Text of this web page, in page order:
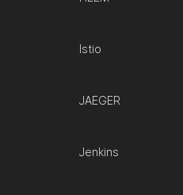
Istio
JAEGER
Jenkins